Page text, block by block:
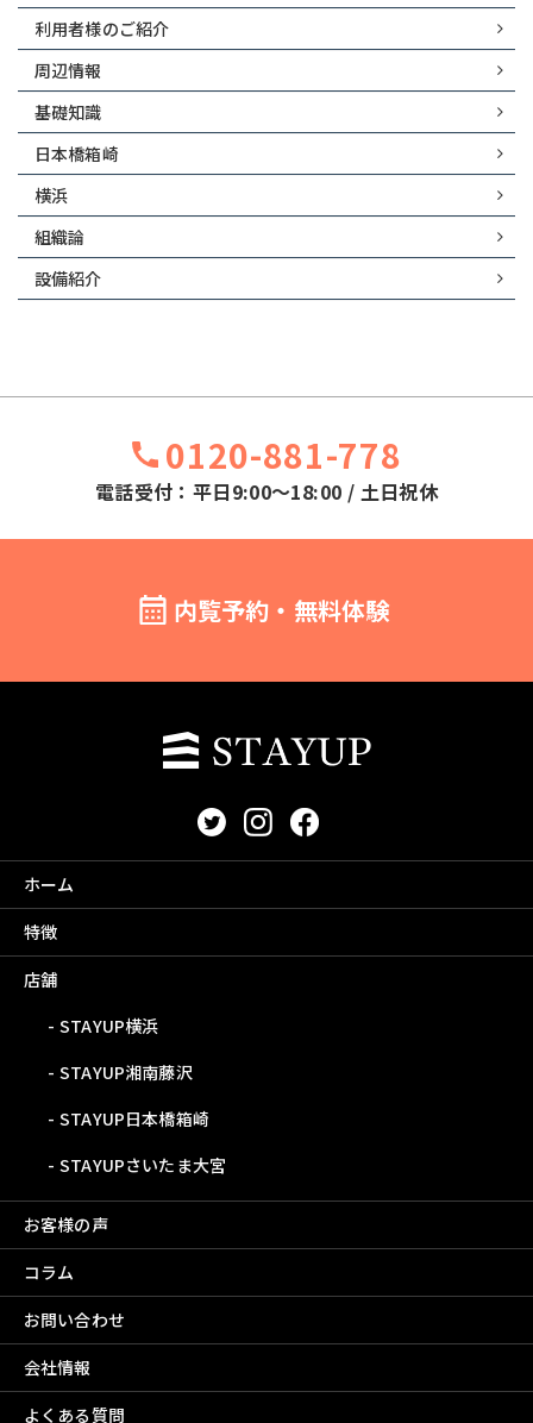
利用者様のご紹介
周辺情報
基礎知識
日本橋箱崎
横浜
組織論
設備紹介
0120-881-778
電話受付：平日9:00～18:00 / 土日祝休
内覧予約・無料体験
ホーム
特徴
店舗
STAYUP横浜
STAYUP湘南藤沢
STAYUP日本橋箱崎
STAYUPさいたま大宮
お客様の声
コラム
お問い合わせ
会社情報
よくある質問